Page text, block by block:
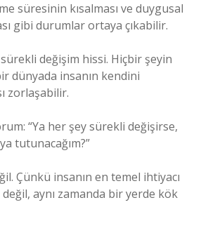
süresinin kısalması ve duygusal
gibi durumlar ortaya çıkabilir.
değişim hissi. Hiçbir şeyin
dünyada insanın kendini
zorlaşabilir.
“Ya her şey sürekli değişirse,
tutunacağım?”
Çünkü insanın en temel ihtiyacı
aynı zamanda bir yerde kök